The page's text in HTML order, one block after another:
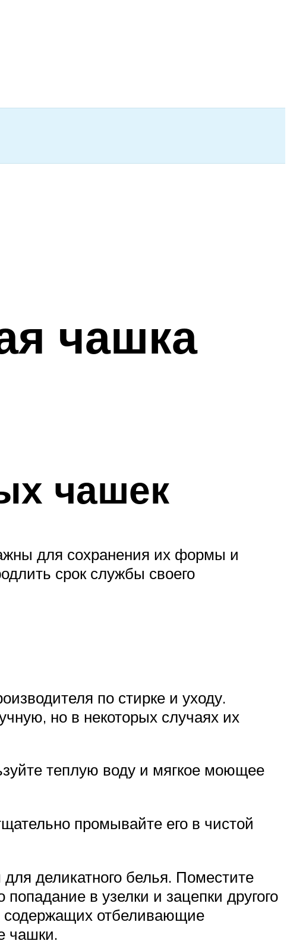
чашка
чашек
для сохранения их формы и
срок службы своего
по стирке и уходу.
но в некоторых случаях их
теплую воду и мягкое моющее
промывайте его в чистой
деликатного белья. Поместите
в узелки и зацепки другого
содержащих отбеливающие
чашки.